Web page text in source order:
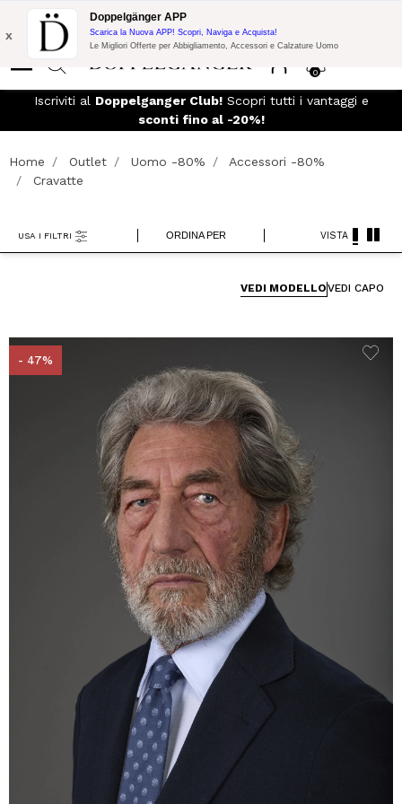
Promo Flash:
10% di Extra Sconto su 300€ di Acquisto con codice:
DOPPEL300
0
x
Doppelgänger APP
Scarica la Nuova APP! Scopri, Naviga e Acquista!
Le Migliori Offerte per Abbigliamento, Accessori e Calzature Uomo
Iscriviti al Doppelganger Club!Scopri tutti i vantaggi e
sconti fino al -20%!
Home Outlet Uomo -80%
Accessori -80%
Cravatte
ORDINA PER
USA I FILTRI VISTA
VEDI MODELLOVEDI CAPO
- 47%